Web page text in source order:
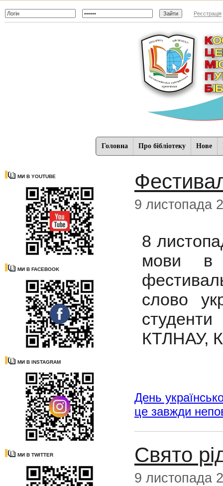
Реєстрація
Головна Про бібліотеку Нове
МИ В YOUTUBE
МИ В FACEBOOK
МИ В INSTAGRAM
МИ В TWITTER
9 листопада
8
мови в
слово
КТЛНАУ,
День
це завжди
Свято
9 листопада